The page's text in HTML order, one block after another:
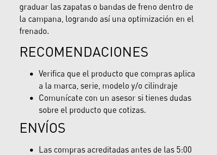
graduar las zapatas o bandas de freno dentro de
la campana, logrando así una optimización en el
frenado.
RECOMENDACIONES
Verifica que el producto que compras aplica
a la marca, serie, modelo y/o cilindraje
Comunícate con un asesor si tienes dudas
sobre el producto que cotizas.
ENVÍOS
Las compras acreditadas antes de las 5:00